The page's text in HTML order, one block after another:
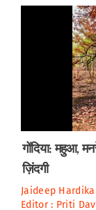
गोंदिया: महुआ,
ज़िंदगी
Jaideep
Editor : Priti